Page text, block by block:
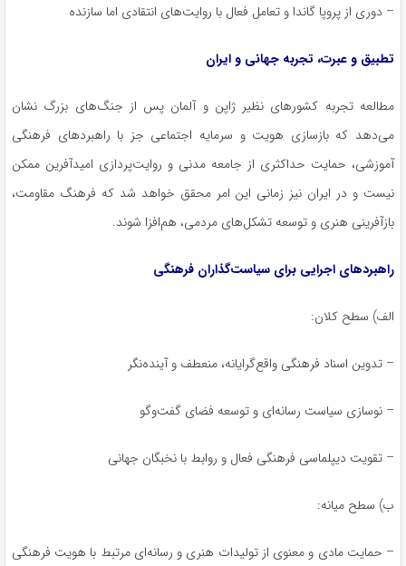
– دوری از پروپا گاندا و تعامل فعال با روایت‌های انتقادی اما سازنده
تطبیق و عبرت، تجربه جهانی و ایران
مطالعه تجربه کشورهای نظیر ژاپن و آلمان پس از جنگ‌های بزرگ نشان
می‌دهد که بازسازی هویت و سرمایه اجتماعی جز با راهبردهای فرهنگی
آموزشی، حمایت حداکثری از جامعه مدنی و روایت‌پردازی امیدآفرین ممکن
نیست و در ایران نیز زمانی این امر محقق خواهد شد که فرهنگ مقاومت،
بازآفرینی هنری و توسعه تشکل‌های مردمی، هم‌افزا شوند.
راهبردهای اجرایی برای سیاست‌گذاران فرهنگی
الف) سطح کلان:
– تدوین اسناد فرهنگی واقع‌گرایانه، منعطف و آینده‌نگر
– نوسازی سیاست رسانه‌ای و توسعه فضای گفت‌وگو
– تقویت دیپلماسی فرهنگی فعال و روابط با نخبگان جهانی
ب) سطح میانه:
– حمایت مادی و معنوی از تولیدات هنری و رسانه‌ای مرتبط با هویت فرهنگی